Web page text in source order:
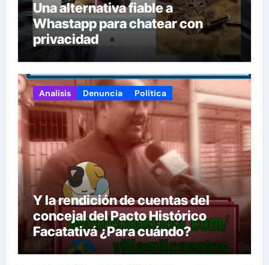
Una alternativa fiable a
Whastapp para chatear con
privacidad
Analisis Denuncia Política
Y la rendición de cuentas del
concejal del Pacto Histórico
Facatativá ¿Para cuándo?